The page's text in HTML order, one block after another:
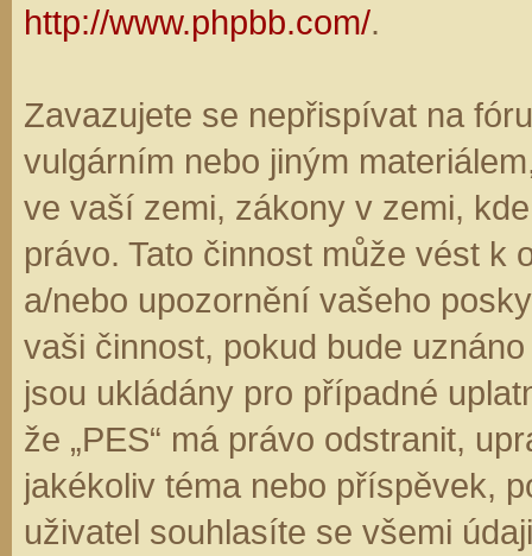
http://www.phpbb.com/.
Zavazujete se nepřispívat na
vulgárním nebo jiným
ve vaší zemi, zákony v zemi,
právo. Tato činnost může vést k
a/nebo upozornění vašeho
vaši činnost, pokud bude
jsou ukládány pro případné
že „PES“ má právo odstranit,
jakékoliv téma nebo příspěvek,
uživatel souhlasíte se všemi